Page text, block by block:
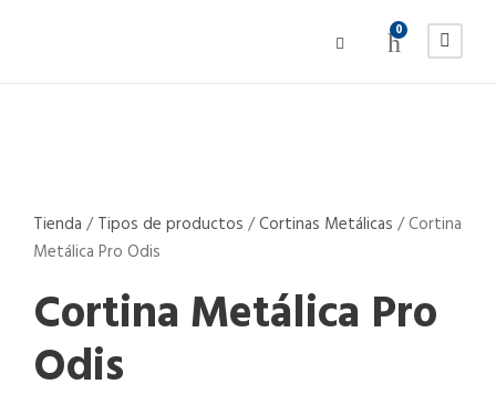
0
Tienda /Tipos de productos /Cortinas Metálicas /Cortina
Metálica Pro Odis
Cortina Metálica Pro
Odis